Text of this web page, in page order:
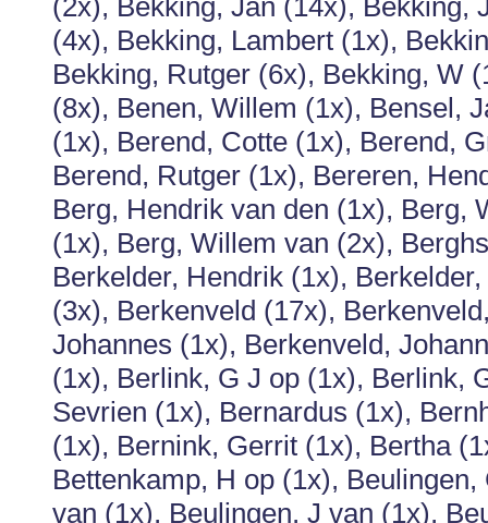
(2x), Bekking, Jan (14x), Bekking,
(4x), Bekking, Lambert (1x),
Bekking, Rutger (6x), Bekking, W
(8x), Benen, Willem (1x), Bensel,
(1x), Berend, Cotte (1x), Berend,
Berend, Rutger (1x), Bereren,
Berg, Hendrik van den (1x), Berg,
(1x), Berg, Willem van (2x),
Berkelder, Hendrik (1x),
(3x), Berkenveld (17x),
Johannes (1x), Berkenveld,
(1x), Berlink, G J op (1x), Berlink,
Sevrien (1x), Bernardus (1x),
(1x), Bernink, Gerrit (1x), Bertha
Bettenkamp, H op (1x),
van (1x), Beulingen, J van (1x),